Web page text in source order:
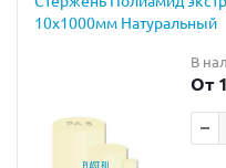
10х1000мм Натуральный
В
От